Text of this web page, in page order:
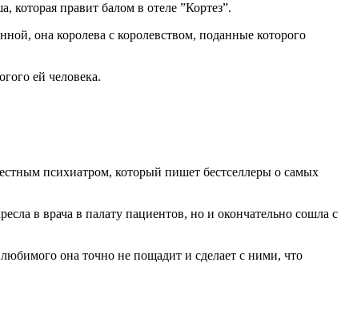
правит балом в отеле ”Кортез”.
она королева с королевством, поданные которого
ей человека.
психиатром, который пишет бестселлеры о самых
в врача в палату пациентов, но и окончательно сошла с
она точно не пощадит и сделает с ними, что